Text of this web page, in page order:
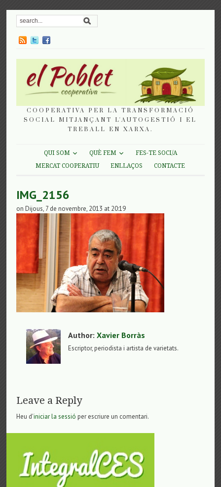
COOPERATIVA PER LA TRANSFORMACIÓ
SOCIAL MITJANÇANT L'AUTOGESTIÓ I EL
TREBALL EN XARXA.
QUI SOM QUÈ FEM
FES-TE SOCI/A
MERCAT COOPERATIU
ENLLAÇOS CONTACTE
IMG_2156
on Dijous, 7 de novembre, 2013 at 20:19
Author:Xavier Borràs
Escriptor, periodista i artista de varietats.
Leave a Reply
Heu d'iniciar la sessió per escriure un comentari.